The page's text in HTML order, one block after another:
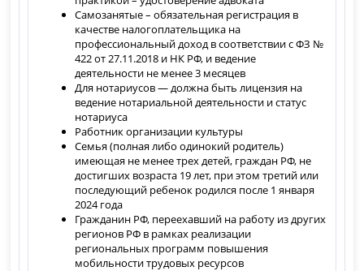
Самозанятые – обязательная регистрация в
качестве налогоплательщика на
профессиональный доход в соответствии с ФЗ №
422 от 27.11.2018 и НК РФ, и ведение
деятельности не менее 3 месяцев
Для нотариусов — должна быть лицензия на
ведение нотариальной деятельности и статус
нотариуса
Работник организации культуры
Семья (полная либо одинокий родитель)
имеющая не менее трех детей, граждан РФ, не
достигших возраста 19 лет, при этом третий или
последующий ребенок родился после 1 января
2024 года
Гражданин РФ, переехавший на работу из других
регионов РФ в рамках реализации
региональных программ повышения
мобильности трудовых ресурсов